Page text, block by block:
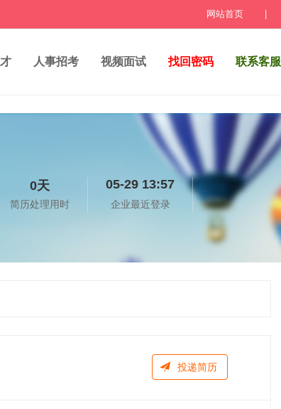
网站首页
人事招考 视频面试 找回密码 联系客服
0天
简历处理用时
05-29 13:57
企业最近登录
投递简历